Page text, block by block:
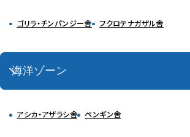
ゴリラ・チンパンジー舎 フクロテナガザル舎
海洋ゾーン
アシカ・アザラシ舎 ペンギン舎